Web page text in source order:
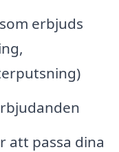
erbjuds
att passa dina